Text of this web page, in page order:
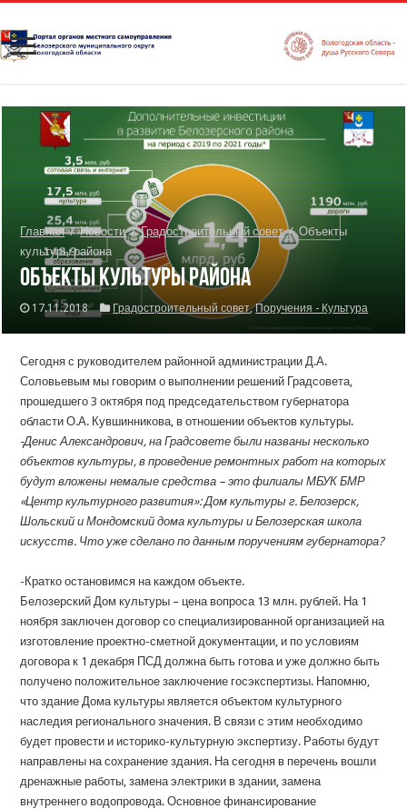
Главная / Новости / Градостроительный совет / Объекты
культуры района
Объекты культуры района
17.11.2018 Градостроительный совет,Поручения - Культура
Сегодня с руководителем районной администрации Д.А.
Соловьевым мы говорим о выполнении решений Градсовета,
прошедшего 3 октября под председательством губернатора
области О.А. Кувшинникова, в отношении объектов культуры.
-Денис Александрович, на Градсовете были названы несколько
объектов культуры, в проведение ремонтных работ на которых
будут вложены немалые средства – это филиалы МБУК БМР
«Центр культурного развития»: Дом культуры г. Белозерск,
Шольский и Мондомский дома культуры и Белозерская школа
искусств. Что уже сделано по данным поручениям губернатора?
-Кратко остановимся на каждом объекте.
Белозерский Дом культуры – цена вопроса 13 млн. рублей. На 1
ноября заключен договор со специализированной организацией на
изготовление проектно-сметной документации, и по условиям
договора к 1 декабря ПСД должна быть готова и уже должно быть
получено положительное заключение госэкспертизы. Напомню,
что здание Дома культуры является объектом культурного
наследия регионального значения. В связи с этим необходимо
будет провести и историко-культурную экспертизу. Работы будут
направлены на сохранение здания. На сегодня в перечень вошли
дренажные работы, замена электрики в здании, замена
внутреннего водопровода. Основное финансирование